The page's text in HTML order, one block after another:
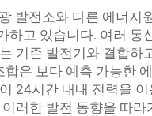
발전소와 다른 에너지
하고 있습니다. 여러 통
기존 발전기와 결합하
합은 보다 예측 가능한
24시간 내내 전력을 이
러한 발전 동향을 따라